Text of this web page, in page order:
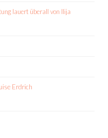
lauert überall von Ilija
Erdrich